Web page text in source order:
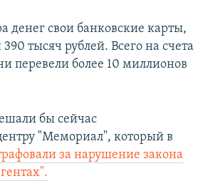
денег свои банковские карты,
тысяч рублей. Всего на счета
перевели более 10 миллионов
бы сейчас
"Мемориал", который в
за нарушение закона